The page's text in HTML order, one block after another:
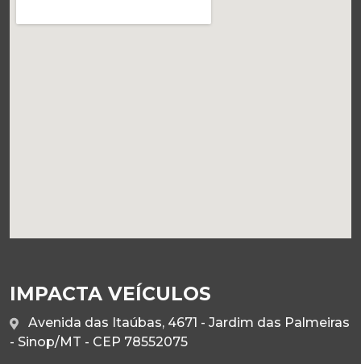
IMPACTA VEÍCULOS
Avenida das Itaúbas, 4671 - Jardim das Palmeiras
- Sinop/MT - CEP 78552075